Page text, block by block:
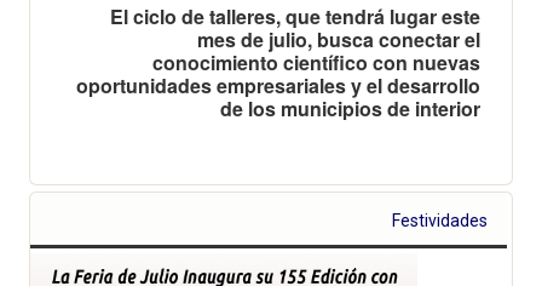
El ciclo de talleres, que tendrá lugar este
mes de julio, busca conectar el
conocimiento científico con nuevas
oportunidades empresariales y el desarrollo
de los municipios de interior
Festividades